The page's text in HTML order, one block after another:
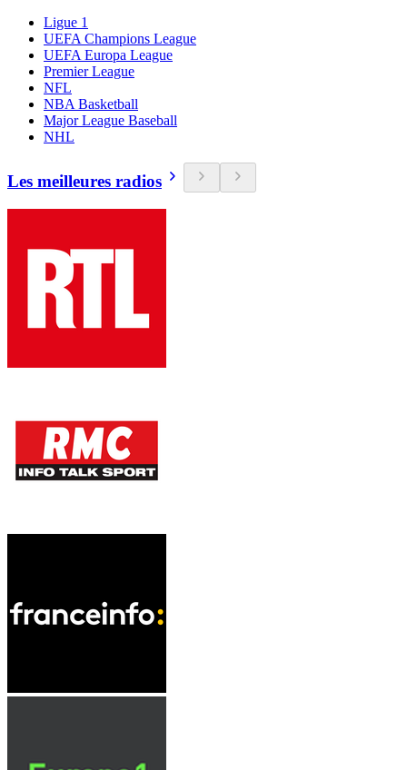
Ligue 1
UEFA Champions League
UEFA Europa League
Premier League
NFL
NBA Basketball
Major League Baseball
NHL
Les meilleures radios